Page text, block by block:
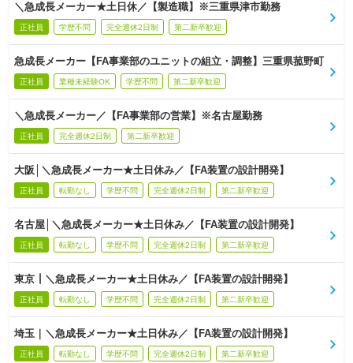
＼急成長メーカー★土日休／【製造職】※三重県津市勤務
正社員 学歴不問 完全週休2日制 第二新卒歓迎
急成長メーカー【FA事業部のユニットの組立・調整】三重県菰野町
正社員 業種未経験OK 学歴不問 第二新卒歓迎
＼急成長メーカー／【FA事業部の営業】※名古屋勤務
正社員 完全週休2日制 第二新卒歓迎
大阪│＼急成長メーカー★土日休み／【FA装置の設計開発】
正社員 転勤なし 学歴不問 完全週休2日制 第二新卒歓迎
名古屋│＼急成長メーカー★土日休み／【FA装置の設計開発】
正社員 転勤なし 学歴不問 完全週休2日制 第二新卒歓迎
東京┃＼急成長メーカー★土日休み／【FA装置の設計開発】
正社員 転勤なし 学歴不問 完全週休2日制 第二新卒歓迎
埼玉｜＼急成長メーカー★土日休み／【FA装置の設計開発】
正社員 転勤なし 学歴不問 完全週休2日制 第二新卒歓迎